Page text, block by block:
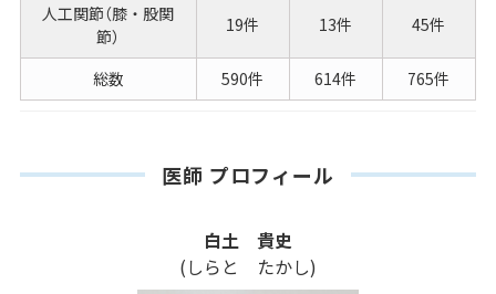
人工関節（膝・股関
節）
19件 13件 45件
総数 590件 614件 765件
医師 プロフィール
白土 貴史
(しらと たかし)